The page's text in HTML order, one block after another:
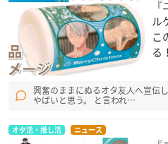
ル
こ
る！
興奮のままにぬるオタ友人へ宣伝
やばいと思う。 と言われ…
オタ活・推し活 ニュース